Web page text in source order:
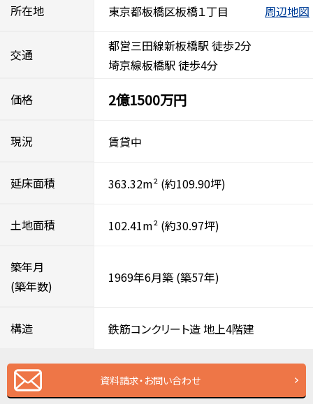
所在地 東京都板橋区板橋１丁目 周辺地図
交通
都営三田線新板橋駅 徒歩2分
埼京線板橋駅 徒歩4分
価格 2億1500万円
現況 賃貸中
延床面積 363.32m² (約109.90坪)
土地面積 102.41m² (約30.97坪)
築年月
(築年数)
1969年6月築 (築57年)
構造 鉄筋コンクリート造地上4階建
資料請求・お問い合わせ